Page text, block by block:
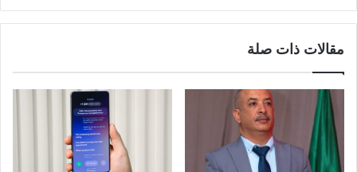
مقالات ذات صلة